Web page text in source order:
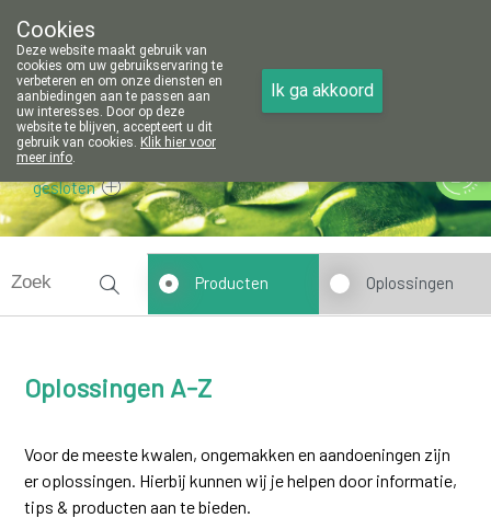
016/81 14 80
gesloten
Oplossingen A-Z
Producten Oplossingen
Voor de meeste kwalen, ongemakken en aandoeningen zijn
er oplossingen. Hierbij kunnen wij je helpen door informatie,
tips & producten aan te bieden.
Cookies
Deze website maakt gebruik van
cookies om uw gebruikservaring te
verbeteren en om onze diensten en
aanbiedingen aan te passen aan
uw interesses. Door op deze
website te blijven, accepteert u dit
gebruik van cookies. Klik hier voor
meer info.
Ik ga akkoord